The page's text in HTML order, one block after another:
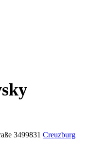
3499831 Creuzburg